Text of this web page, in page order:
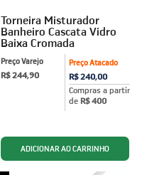
Torneira Misturador
Banheiro Cascata Vidro
Baixa Cromada
Preço Atacado
R$ 240,00
Compras a partir
de R$ 400
Preço Varejo
R$ 244,90